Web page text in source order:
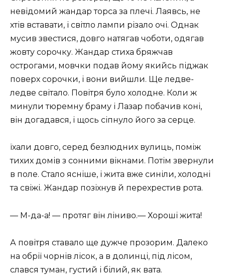
невідомий жандар торса за плечі. Лаявсь, не
хтів вставати, і світло лампи різало очі. Однак
мусив звестися, довго натягав чоботи, одягав
жовту сорочку. Жандар стиха бряжчав
острогами, мовчки подав йому якийсь піджак
поверх сорочки, і вони вийшли. Ще ледве-
ледве світало. Повітря було холодне. Коли ж
минули тюремну браму і Лазар побачив коні,
він догадався, і щось сіпнуло його за серце.
їхали довго, серед безлюдних вулиць, поміж
тихих домів з сонними вікнами. Потім звернули
в поле. Стало ясніше, і жита вже синіли, холодні
та свіжі. Жандар позіхнув й перехрестив рота.
— М-да-а! — протяг він ліниво.— Хороші жита!
А повітря ставало ще дужче прозорим. Далеко
на обрії чорнів лісок, а в долинці, під лісом,
слався туман, густий і білий, як вата.